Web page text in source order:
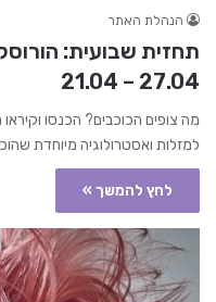
הנהלת האתר
תחזית שבועית:
27.04 – 21.04
מה צופים הכוכבים? הכנסו
למזלות ואסטרולוגיה מיוחדת
לחץ להמשך »